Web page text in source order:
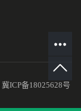
冀ICP备18025628号